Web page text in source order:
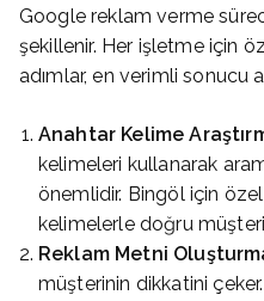
Google reklam verme
şekillenir. Her işletme için
adımlar, en verimli sonucu
Anahtar Kelime
kelimeleri kullanarak
önemlidir. Bingöl için
kelimelerle doğru
Reklam Metni
müşterinin dikkatini çeker.